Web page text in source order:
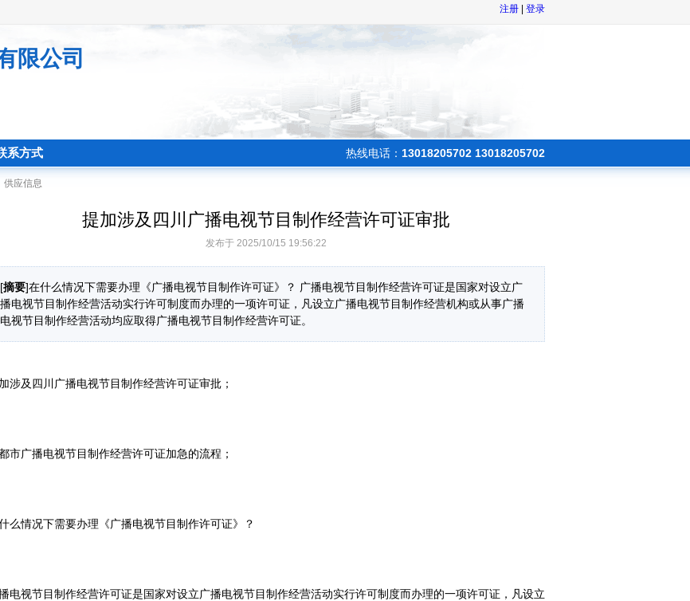
注册 登录
限公司
系方式 热线电话： 13018205702 13018205702
供应信息
提加涉及四川广播电视节目制作经营许可证审批
发布于 2025/10/15 19:56:22
[摘要]在什么情况下需要办理《广播电视节目制作许可证》？ 广播电视节目制作经营许可证是国家对设立广
播电视节目制作经营活动实行许可制度而办理的一项许可证，凡设立广播电视节目制作经营机构或从事广播
电视节目制作经营活动均应取得广播电视节目制作经营许可证。
涉及四川广播电视节目制作经营许可证审批；
市广播电视节目制作经营许可证加急的流程；
么情况下需要办理《广播电视节目制作许可证》？
电视节目制作经营许可证是国家对设立广播电视节目制作经营活动实行许可制度而办理的一项许可证，凡设立